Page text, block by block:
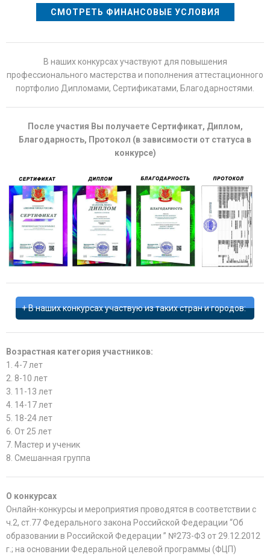
СМОТРЕТЬ ФИНАНСОВЫЕ УСЛОВИЯ
В наших конкурсах участвуют для повышения
профессионального мастерства и пополнения аттестационного
портфолио Дипломами, Сертификатами, Благодарностями.
После участия Вы получаете Сертификат, Диплом,
Благодарность, Протокол (в зависимости от статуса в
конкурсе)
В наших конкурсах участвую из таких стран и городов:
Возрастная категория участников:
1. 4-7 лет
2. 8-10 лет
3. 11-13 лет
4. 14-17 лет
5. 18-24 лет
6. От 25 лет
7. Мастер и ученик
8. Смешанная группа
О конкурсах
Онлайн-конкурсы и мероприятия проводятся в соответствии с
ч.2, ст.77 Федерального закона Российской Федерации “Об
образовании в Российской Федерации ” №273-Ф3 от 29.12.2012
г.; на основании Федеральной целевой программы (ФЦП)